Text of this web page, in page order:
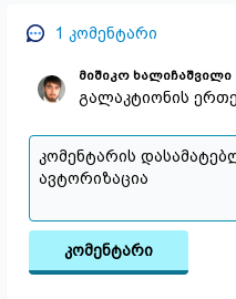
1 კომენტარი
მიშიკო ხალიჩაშვილი
გალაკტიონის
კომენტარი